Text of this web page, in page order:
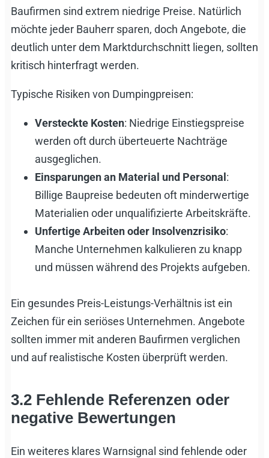
Baufirmen sind extrem niedrige Preise. Natürlich
möchte jeder Bauherr sparen, doch Angebote, die
deutlich unter dem Marktdurchschnitt liegen, sollten
kritisch hinterfragt werden.
Typische Risiken von Dumpingpreisen:
Versteckte Kosten: Niedrige Einstiegspreise
werden oft durch überteuerte Nachträge
ausgeglichen.
Einsparungen an Material und Personal:
Billige Baupreise bedeuten oft minderwertige
Materialien oder unqualifizierte Arbeitskräfte.
Unfertige Arbeiten oder Insolvenzrisiko:
Manche Unternehmen kalkulieren zu knapp
und müssen während des Projekts aufgeben.
Ein gesundes Preis-Leistungs-Verhältnis ist ein
Zeichen für ein seriöses Unternehmen. Angebote
sollten immer mit anderen Baufirmen verglichen
und auf realistische Kosten überprüft werden.
3.2 Fehlende Referenzen oder
negative Bewertungen
Ein weiteres klares Warnsignal sind fehlende oder